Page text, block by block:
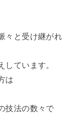
々と受け継がれ
ています。
は
技法の数々で